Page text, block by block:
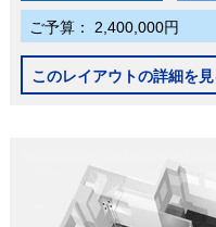
ご予算： 2,400,000円
このレイアウトの詳細を見